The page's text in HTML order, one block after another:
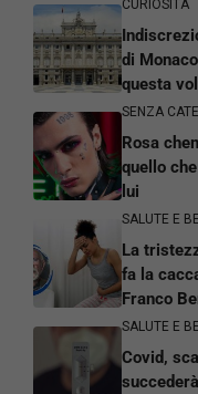
CURIOSITÀ
di
questa
SENZA
Rosa
quello
lui
SALUTE E
La
fa la
Franco
SALUTE E
Covid,